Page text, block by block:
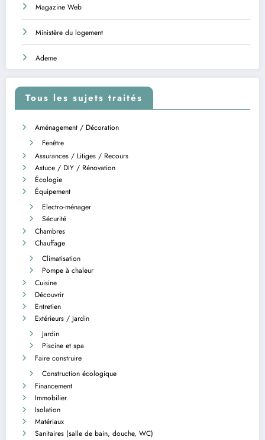
Magazine Web
Ministère du logement
Ademe
Tous les sujets traités
Aménagement / Décoration
Fenêtre
Assurances / Litiges / Recours
Astuce / DIY / Rénovation
Écologie
Équipement
Electro-ménager
Sécurité
Chambres
Chauffage
Climatisation
Pompe à chaleur
Cuisine
Découvrir
Entretien
Extérieurs / Jardin
Jardin
Piscine et spa
Faire construire
Construction écologique
Financement
Immobilier
Isolation
Matériaux
Sanitaires (salle de bain, douche, WC)